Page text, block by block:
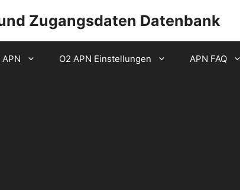
Zugangsdaten Datenbank
O2 APN Einstellungen APN FAQ